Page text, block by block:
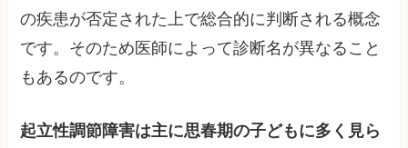
の疾患が否定された上で総合的に判断される概念
です。そのため医師によって診断名が異なること
もあるのです。
起立性調節障害は主に思春期の子どもに多く見ら